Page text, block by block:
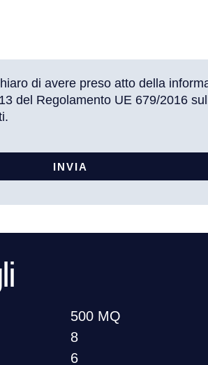
di avere preso atto della
del Regolamento UE 679/2016
INVIA
500 MQ
8
6